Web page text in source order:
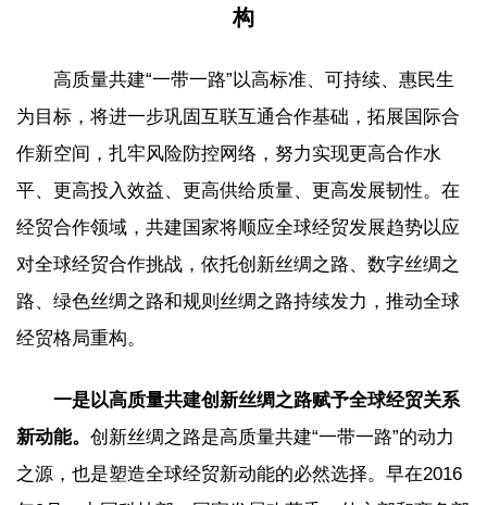
构
高质量共建“一带一路”以高标准、可持续、惠民生
为目标，将进一步巩固互联互通合作基础，拓展国际合
作新空间，扎牢风险防控网络，努力实现更高合作水
平、更高投入效益、更高供给质量、更高发展韧性。在
经贸合作领域，共建国家将顺应全球经贸发展趋势以应
对全球经贸合作挑战，依托创新丝绸之路、数字丝绸之
路、绿色丝绸之路和规则丝绸之路持续发力，推动全球
经贸格局重构。
一是以高质量共建创新丝绸之路赋予全球经贸关系
新动能。 创新丝绸之路是高质量共建“一带一路”的动力
之源，也是塑造全球经贸新动能的必然选择。早在2016